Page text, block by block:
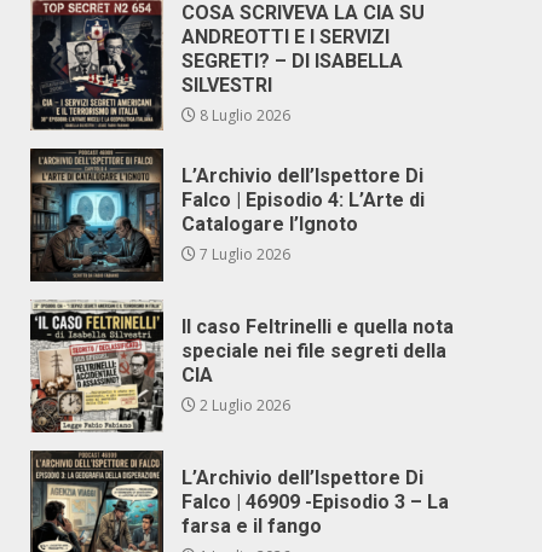
COSA SCRIVEVA LA CIA SU
ANDREOTTI E I SERVIZI
SEGRETI? – DI ISABELLA
SILVESTRI
8 Luglio 2026
L’Archivio dell’Ispettore Di
Falco | Episodio 4: L’Arte di
Catalogare l’Ignoto
7 Luglio 2026
Il caso Feltrinelli e quella nota
speciale nei file segreti della
CIA
2 Luglio 2026
L’Archivio dell’Ispettore Di
Falco | 46909 -Episodio 3 – La
farsa e il fango